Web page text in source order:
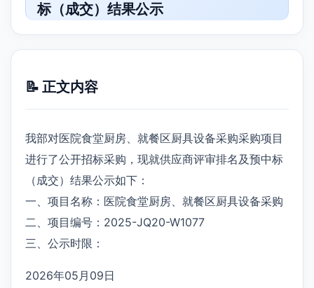
标（成交）结果公示
📝 正文内容
我部对医院食堂厨房、就餐区厨具设备采购采购项目
进行了公开招标采购，现就供应商评审排名及预中标
（成交）结果公示如下：
一、项目名称：医院食堂厨房、就餐区厨具设备采购
二、项目编号：2025-JQ20-W1077
三、公示时限：
2026年05月09日